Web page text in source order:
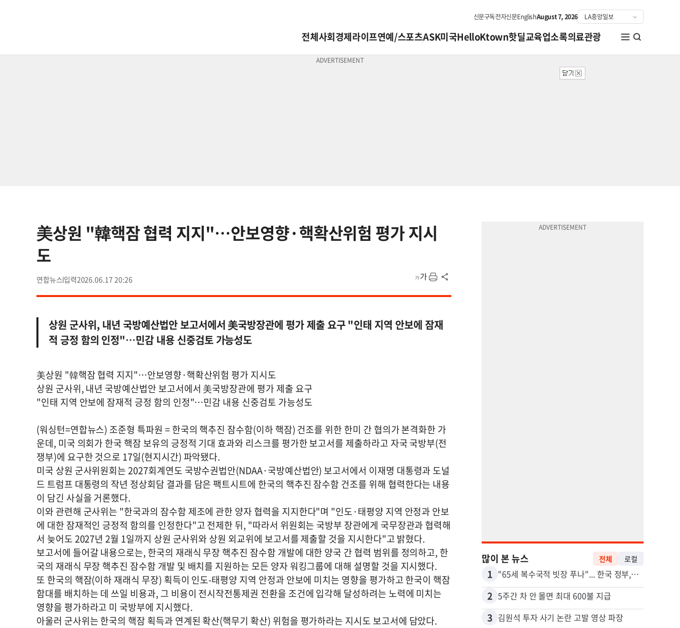
신문구독전자신문EnglishAugust 7, 2026
전체사회경제라이프연예/스포츠ASK미국HelloKtown핫딜교육업소록의료관광
美상원 "韓핵잠 협력 지지"…안보영향·핵확산위험 평가 지시
도
연합뉴스 2026.06.17 20:26
상원 군사위, 내년 국방예산법안 보고서에서 美국방장관에 평가 제출 요구 "인태 지역 안보에 잠재
적 긍정 함의 인정"…민감 내용 신중검토 가능성도
美상원 "韓핵잠 협력 지지"…안보영향·핵확산위험 평가 지시도
상원 군사위, 내년 국방예산법안 보고서에서 美국방장관에 평가 제출 요구
"인태 지역 안보에 잠재적 긍정 함의 인정"…민감 내용 신중검토 가능성도
(워싱턴=연합뉴스) 조준형 특파원 = 한국의 핵추진 잠수함(이하 핵잠) 건조를 위한 한미 간 협의가 본격화한 가
운데, 미국 의회가 한국 핵잠 보유의 긍정적 기대 효과와 리스크를 평가한 보고서를 제출하라고 자국 국방부(전
쟁부)에 요구한 것으로 17일(현지시간) 파악됐다.
미국 상원 군사위원회는 2027회계연도 국방수권법안(NDAA·국방예산법안) 보고서에서 이재명 대통령과 도널
드 트럼프 대통령의 작년 정상회담 결과를 담은 팩트시트에 한국의 핵추진 잠수함 건조를 위해 협력한다는 내용
이 담긴 사실을 거론했다.
이와 관련해 군사위는 "한국과의 잠수함 제조에 관한 양자 협력을 지지한다"며 "인도·태평양 지역 안정과 안보
에 대한 잠재적인 긍정적 함의를 인정한다"고 전제한 뒤, "따라서 위원회는 국방부 장관에게 국무장관과 협력해
서 늦어도 2027년 2월 1일까지 상원 군사위와 상원 외교위에 보고서를 제출할 것을 지시한다"고 밝혔다.
보고서에 들어갈 내용으로는, 한국의 재래식 무장 핵추진 잠수함 개발에 대한 양국 간 협력 범위를 정의하고, 한
국의 재래식 무장 핵추진 잠수함 개발 및 배치를 지원하는 모든 양자 워킹그룹에 대해 설명할 것을 지시했다.
또 한국의 핵잠(이하 재래식 무장) 획득이 인도-태평양 지역 안정과 안보에 미치는 영향을 평가하고 한국이 핵잠
함대를 배치하는 데 쓰일 비용과, 그 비용이 전시작전통제권 전환을 조건에 입각해 달성하려는 노력에 미치는
영향을 평가하라고 미 국방부에 지시했다.
아울러 군사위는 한국의 핵잠 획득과 연계된 확산(핵무기 확산) 위험을 평가하라는 지시도 보고서에 담았다.
많이 본 뉴스 전체 로컬
1 "65세 복수국적 빗장 푸나"... 한국 정부, 연령 완화 전면 추진
2 5주간 차 안 몰면 최대 600불 지급
3 김원석 투자 사기 논란 고발 영상 파장